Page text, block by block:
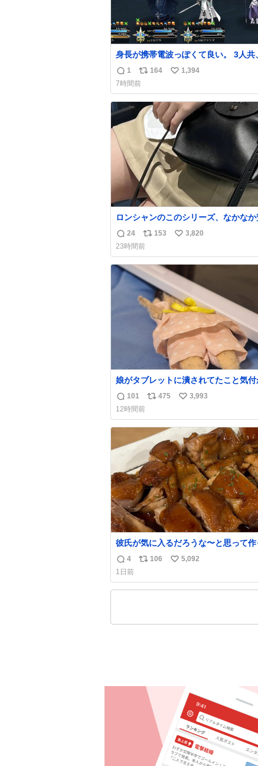
身長が携帯電波っぽくて良い。 3人共
チャ強くなった。 しかし回復量凄いな。
S.T.S⚔️🚩
返
信
数
1
リ
ポ
ス
ト
数
164
い
ね
数
1,394
7時間前
ロンシャンのこのシリーズ、なかなか
らないのにセール価格になってる🖤✨
なのが反則級にかわいい。持ってるだ
ーデが格上げされる。
返
信
数
24
リ
ポ
ス
ト
数
153
い
ね
数
3,820
23時間前
娘がタブレットに潰されてたこと気付
った。 旦那だけは娘の波長を感じ取れ
声出せずともSOSが伝わったらしい。
旦那が救出して、泣きじゃくる娘に自
って抱きしめようとしたら、ビンタ
まった。3回ほど。 小さい手だけど、
痛い。 その後、娘は旦那に泣きついて
返
信
数
101
リ
ス
ト
数
475
い
ね
数
3,993
12時間前
彼氏が気に入るだろうな〜と思って作
想像の何倍も美味しい美味しい言って
嬉しい
返
信
数
4
リ
ス
106
い
ね
5,092
1日前